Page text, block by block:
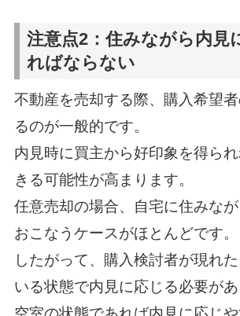
注意点2：住みながら内見
ればならない
不動産を売却する際、購入希望
るのが一般的です。
内見時に買主から好印象を得ら
きる可能性が高まります。
任意売却の場合、自宅に住みな
おこなうケースがほとんどです。
したがって、購入検討者が現れ
いる状態で内見に応じる必要があ